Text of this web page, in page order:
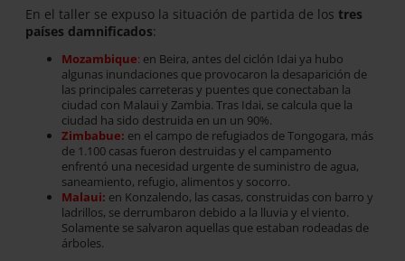
En el taller se expuso la situación de partida de los tres
países damnificados:
Mozambique: en Beira, antes del ciclón Idai ya hubo
algunas inundaciones que provocaron la desaparición de
las principales carreteras y puentes que conectaban la
ciudad con Malaui y Zambia. Tras Idai, se calcula que la
ciudad ha sido destruida en un un 90%.
Zimbabue: en el campo de refugiados de Tongogara, más
de 1.100 casas fueron destruidas y el campamento
enfrentó una necesidad urgente de suministro de agua,
saneamiento, refugio, alimentos y socorro.
Malaui: en Konzalendo, las casas, construidas con barro y
ladrillos, se derrumbaron debido a la lluvia y el viento.
Solamente se salvaron aquellas que estaban rodeadas de
árboles.